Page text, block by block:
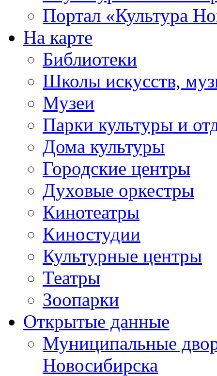
Портал «Культура
На карте
Библиотеки
Школы искусств,
Музеи
Парки культуры и
Дома культуры
Городские центры
Духовые оркестры
Кинотеатры
Киностудии
Культурные центры
Театры
Зоопарки
Открытые данные
Муниципальные
Новосибирска